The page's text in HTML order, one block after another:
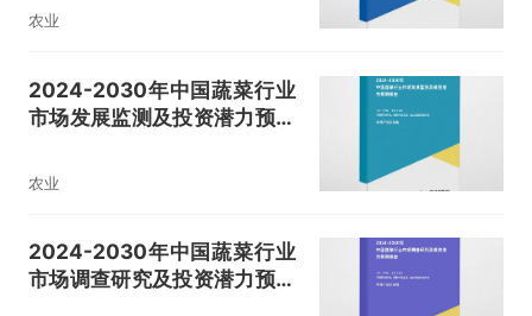
农业
2024-2030年中国蔬菜行业
市场发展监测及投资潜力预测
农业
2024-2030年中国蔬菜行业
市场调查研究及投资潜力预测